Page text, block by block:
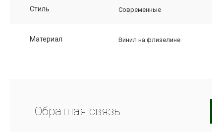
Стиль Современные
Материал Винил на флизелине
Обратная связь